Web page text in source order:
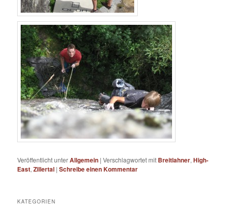
Veröffentlicht unterAllgemein |Verschlagwortet mit Breitlahner,High-
East,Zillertal |Schreibe einen Kommentar
KATEGORIEN